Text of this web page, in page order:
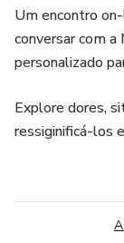
Um encontro
conversar com
personalizado
Explore dores,
ressiginificá-los